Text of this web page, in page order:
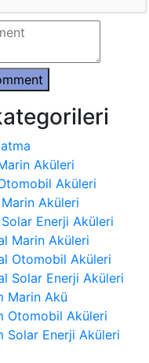
Aküleri
Aküleri
Aküleri
Enerji Aküleri
Marin Aküleri
Otomobil Aküleri
Solar Enerji Aküleri
Marin Akü
Otomobil Aküleri
Solar Enerji Aküleri